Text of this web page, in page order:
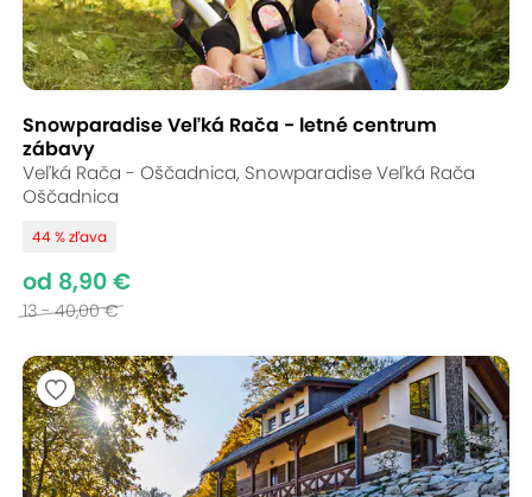
Snowparadise Veľká Rača - letné centrum
zábavy
Veľká Rača - Oščadnica, Snowparadise Veľká Rača
Oščadnica
44 % zľava
od 8,90 €
13 - 40,00 €